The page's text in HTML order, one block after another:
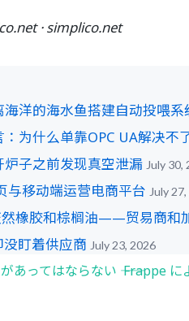
· simplico.net
洋的海水鱼搭建自动投喂系
为什么单靠OPC UA解决不
子之前发现真空泄漏 July 30,
与移动端运营电商平台 July
橡胶和棕榈油——贸易商和
盯着供应商 July 23, 2026
あってはならない ―― Frappe